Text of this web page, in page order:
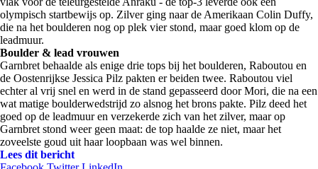
olympisch startbewijs op. Zilver ging naar de Amerikaan Colin Duffy,
die na het boulderen nog op plek vier stond, maar goed klom op de
leadmuur.
Boulder & lead vrouwen
Garnbret behaalde als enige drie tops bij het boulderen, Raboutou en
de Oostenrijkse Jessica Pilz pakten er beiden twee. Raboutou viel
echter al vrij snel en werd in de stand gepasseerd door Mori, die na een
wat matige boulderwedstrijd zo alsnog het brons pakte. Pilz deed het
goed op de leadmuur en verzekerde zich van het zilver, maar op
Garnbret stond weer geen maat: de top haalde ze niet, maar het
zoveelste goud uit haar loopbaan was wel binnen.
Lees dit bericht